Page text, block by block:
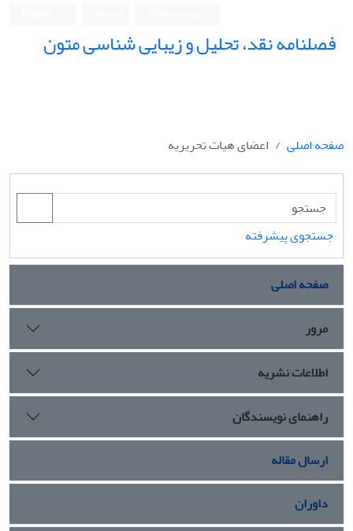
فصلنامه نقد، تحلیل و زیبایی شناسی متون
صفحه اصلی اعضای هیات تحریریه
جستجوی پیشرفته
صفحه اصلی
مرور
اطلاعات نشریه
راهنمای نویسندگان
ارسال مقاله
داوران